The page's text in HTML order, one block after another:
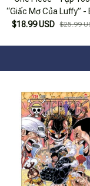
“Giấc Mơ Của Luffy” -
Bìa Áo (Tái Bản
$18.99 USD $25.99